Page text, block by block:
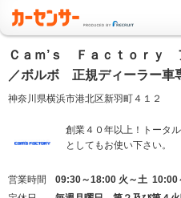
Ｃａｍ’ｓ Ｆａｃｔｏｒｙ
／ボルボ 正規ディーラー
神奈川県横浜市港北区新羽町４１２
創業４０年以上！トータ
としてもお使い下さい。
営業時間
09:30～18:00 火～土 10:00